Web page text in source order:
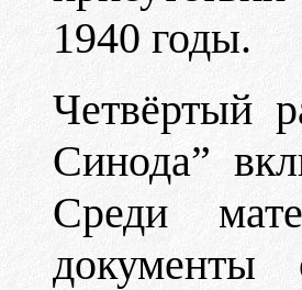
1940 годы.
Четвёртый
Синода”
Среди